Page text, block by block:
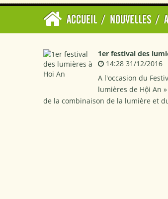
ACCUEIL / NOUVELLES /
1er festival des
14:28 31/12/2016
A l'occasion du
lumières de Hội An
de la combinaison de la lumière et